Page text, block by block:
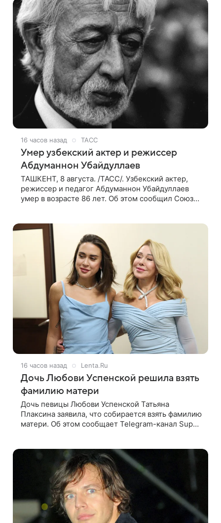
16 часов назад ТАСС
Умер узбекский актер и режиссер
Абдуманнон Убайдуллаев
ТАШКЕНТ, 8 августа. /ТАСС/. Узбекский актер,
режиссер и педагог Абдуманнон Убайдуллаев
умер в возрасте 86 лет. Об этом сообщил Союз
16 часов назад Lenta.Ru
Дочь Любови Успенской решила взять
фамилию матери
Дочь певицы Любови Успенской Татьяна
Плаксина заявила, что собирается взять фамилию
матери. Об этом сообщает Telegram-канал Super.